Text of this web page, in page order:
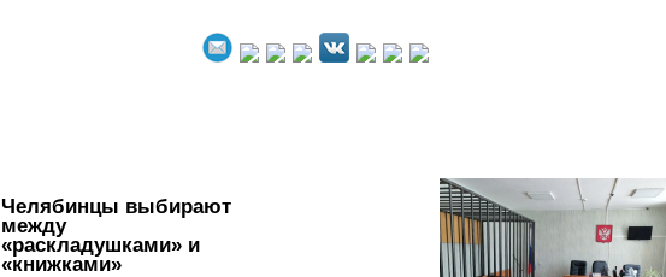
Челябинцы выбирают
между
«раскладушками» и
«книжками»